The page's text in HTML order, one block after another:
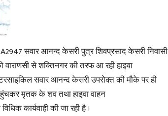
News
सवार आनन्द केसरी पुत्र शिवप्रसाद केसरी निवासी
वाराणसी से शक्तिनगर की तरफ आ रही हाइवा
सवार आनन्द केसरी उपरोक्त की मौके पर ही
मृतक के शव तथा हाइवा वाहन
कार्यवाही की जा रही है ।